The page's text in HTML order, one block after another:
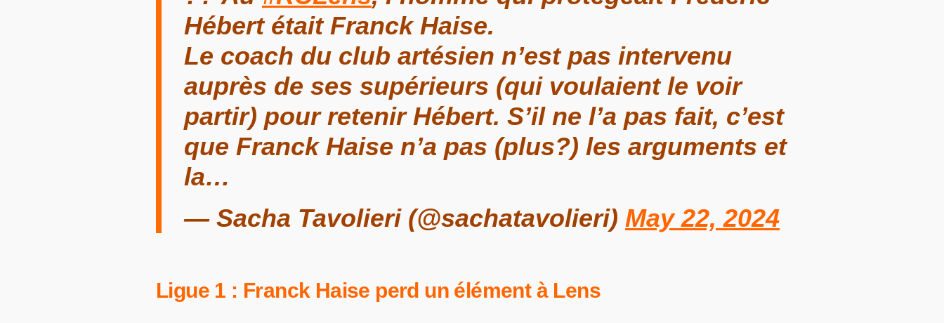
Hébert était Franck Haise.
Le coach du club artésien n’est pas intervenu
auprès de ses supérieurs (qui voulaient le voir
partir) pour retenir Hébert. S’il ne l’a pas fait, c’est
que Franck Haise n’a pas (plus?) les arguments et
la…
— Sacha Tavolieri (@sachatavolieri) May 22, 2024
Ligue 1 : Franck Haise perd un élément à Lens